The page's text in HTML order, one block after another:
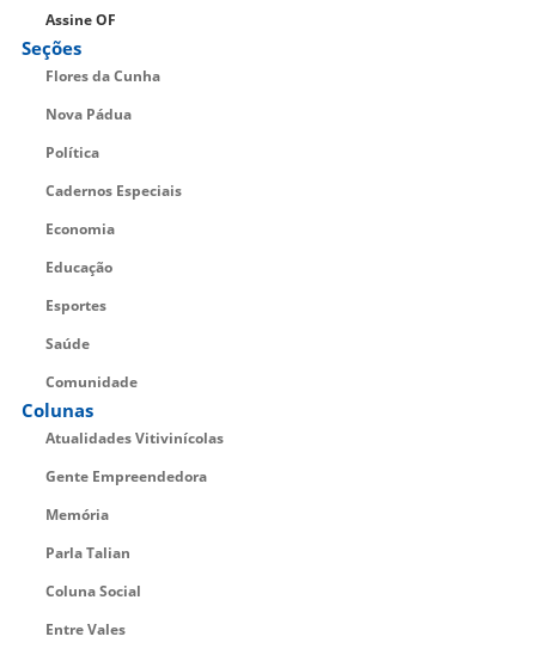
Assine OF
Seções
Flores da Cunha
Nova Pádua
Política
Cadernos Especiais
Economia
Educação
Esportes
Saúde
Comunidade
Colunas
Atualidades Vitivinícolas
Gente Empreendedora
Memória
Parla Talian
Coluna Social
Entre Vales